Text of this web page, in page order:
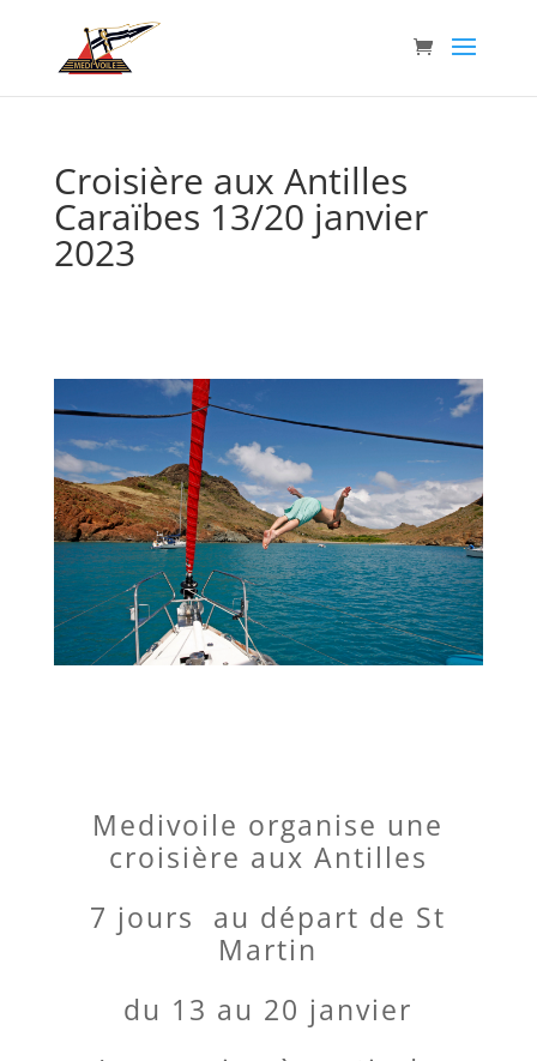
Croisière aux Antilles
Caraïbes 13/20 janvier
2023
Medivoile organise une
croisière aux Antilles
7 jours au départ de St
Martin
du 13 au 20 janvier